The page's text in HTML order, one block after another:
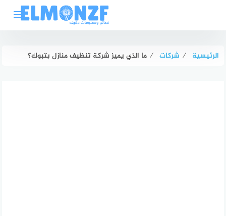
الرئيسية ⁄ شركات ⁄ ما الذي يميز شركة تنظيف منازل بتبوك؟